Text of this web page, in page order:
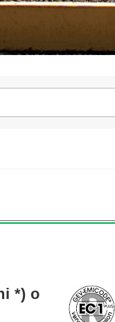
*) o